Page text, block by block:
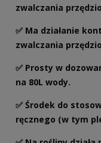
zwalczania
✅ Ma działanie
zwalczania
✅ Prosty w
na 80L wody.
✅ Środek do
ręcznego (w tym